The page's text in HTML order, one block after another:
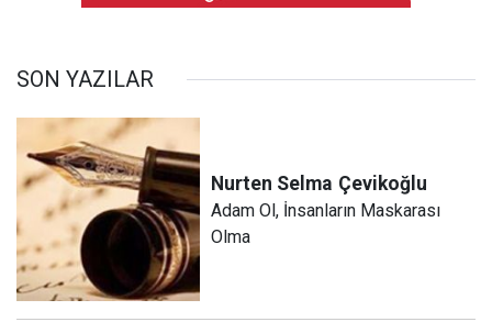
SON YAZILAR
Nurten Selma Çevikoğlu
Adam Ol, İnsanların Maskarası
Olma